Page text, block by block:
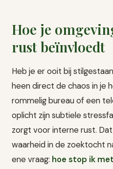
Hoe je
rust beïnvloedt
Heb je er ooit bij
heen direct de chaos in je
rommelig bureau of een
oplicht zijn subtiele
zorgt voor interne rust.
waarheid in de zoektocht
ene vraag: hoe stop ik